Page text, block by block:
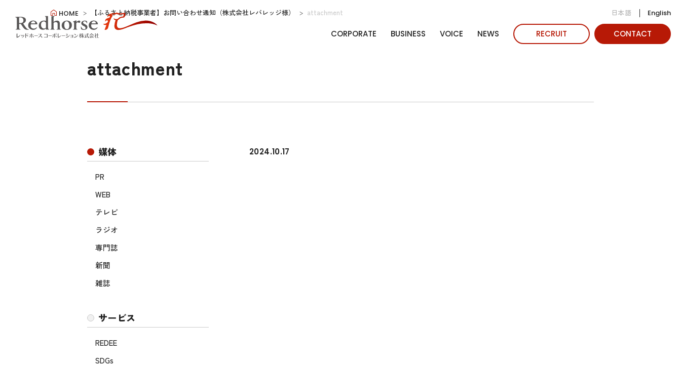
日本語 English
CORPORATE BUSINESS VOICE NEWS RECRUIT CONTACT
HOME 【ふるさと納税事業者】お問い合わせ通知（株式会社レバレッジ様） attachment
attachment
媒体
PR
WEB
テレビ
ラジオ
専門誌
新聞
雑誌
サービス
REDEE
SDGs
2024.10.17